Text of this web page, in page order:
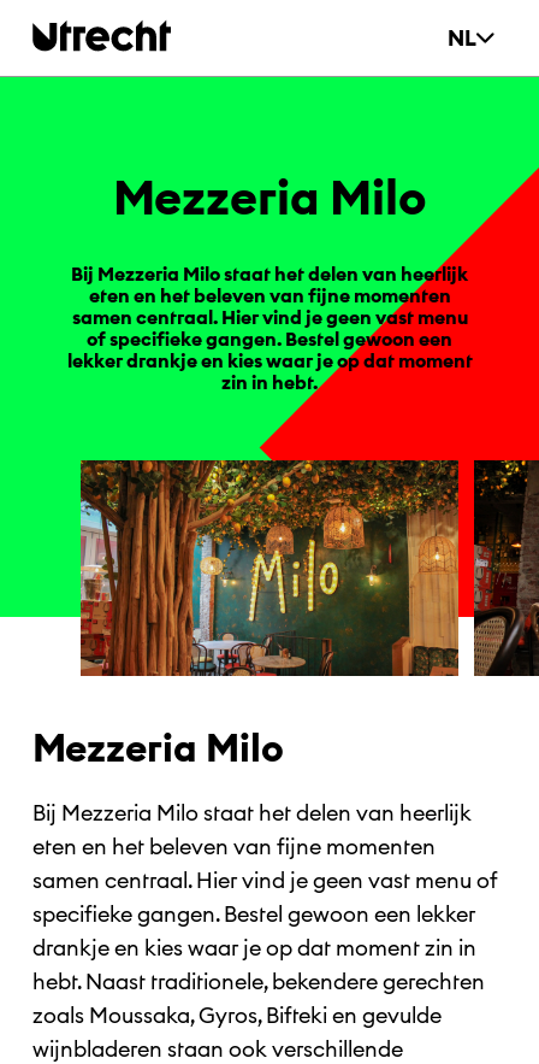
NL
Mez­ze­ria Milo
Bij Mezzeria Milo staat het delen van heerlijk
eten en het beleven van fijne momenten
samen centraal. Hier vind je geen vast menu
of specifieke gangen. Bestel gewoon een
lekker drankje en kies waar je op dat moment
zin in hebt.
Mezzeria Milo
Bij Mezzeria Milo staat het delen van heerlijk
eten en het beleven van fijne momenten
samen centraal. Hier vind je geen vast menu of
specifieke gangen. Bestel gewoon een lekker
drankje en kies waar je op dat moment zin in
hebt. Naast traditionele, bekendere gerechten
zoals Moussaka, Gyros, Bifteki en gevulde
wijnbladeren staan ook verschillende